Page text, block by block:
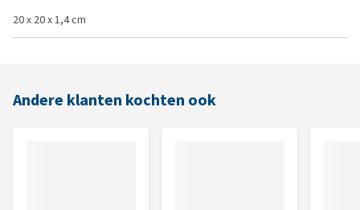
20 x 20 x 1,4 cm
Andere klanten kochten ook